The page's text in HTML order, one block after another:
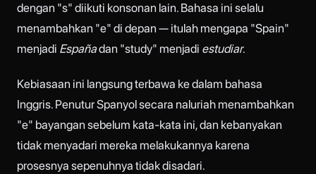
dengan "s" diikuti konsonan lain. Bahasa ini selalu
menambahkan "e" di depan — itulah mengapa "Spain"
menjadi Españadan "study" menjadi estudiar.
Kebiasaan ini langsung terbawa ke dalam bahasa
Inggris. Penutur Spanyol secara naluriah menambahkan
"e" bayangan sebelum kata-kata ini, dan kebanyakan
tidak menyadari mereka melakukannya karena
prosesnya sepenuhnya tidak disadari.